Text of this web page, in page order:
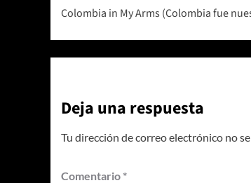
de
entradas
Colombia in My Arms (Colombia fue
Deja una respuesta
Tu dirección de correo electrónico no
Comentario *